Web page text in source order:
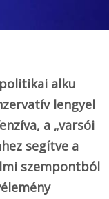
alku
lengyel
a „varsói
segítve a
szempontból